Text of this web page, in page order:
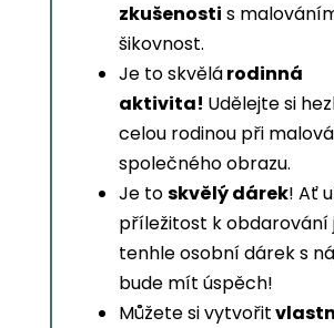
zkušenosti s
šikovnost.
Je to skvělárodinná
aktivita! Udělejte si
celou rodinou při
společného obrazu.
Je toskvělý dárek! Ať
příležitost k obdarování
tenhle osobní dárek s
bude mít úspěch!
Můžete si vytvořit